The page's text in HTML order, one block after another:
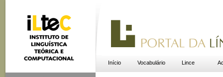
Início Vocabulário Lince